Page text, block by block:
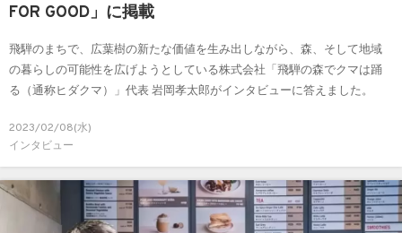
FOR GOOD」に掲載
飛騨のまちで、広葉樹の新たな価値を生み出しながら、森、そして地域
の暮らしの可能性を広げようとしている株式会社「飛騨の森でクマは踊
る（通称ヒダクマ）」代表 岩岡孝太郎がインタビューに答えました。
2023/02/08(水)
インタビュー